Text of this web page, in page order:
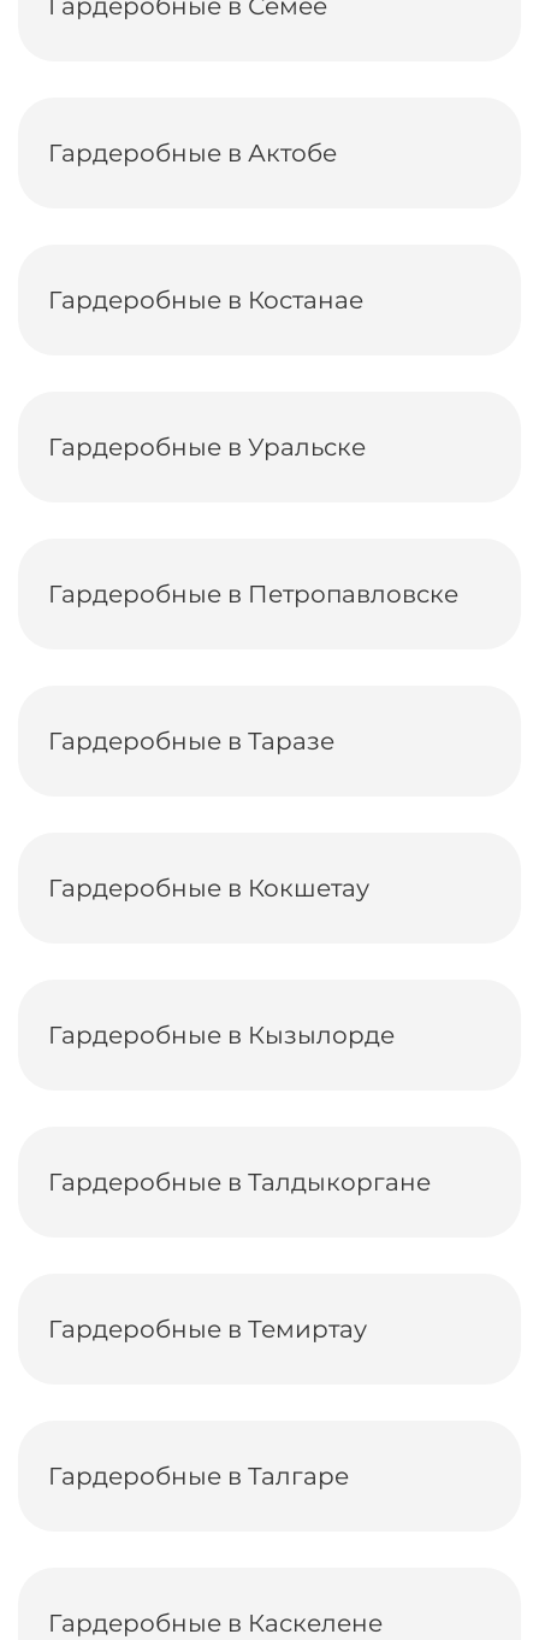
Гардеробные в Семее
Гардеробные в Актобе
Гардеробные в Костанае
Гардеробные в Уральске
Гардеробные в Петропавловске
Гардеробные в Таразе
Гардеробные в Кокшетау
Гардеробные в Кызылорде
Гардеробные в Талдыкоргане
Гардеробные в Темиртау
Гардеробные в Талгаре
Гардеробные в Каскелене